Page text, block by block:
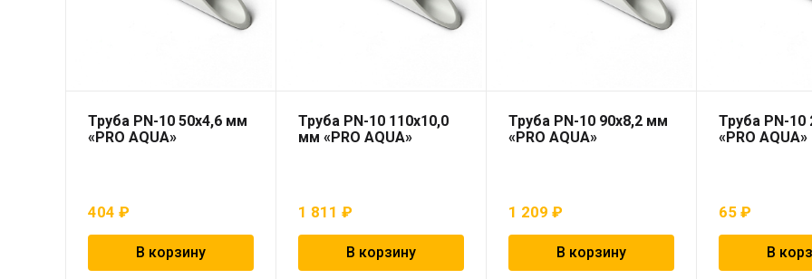
Труба PN-10 50х4,6 мм
«PRO AQUA»
404 ₽
В корзину
Труба PN-10 110х10,0
мм «PRO AQUA»
1 811₽
В корзину
Труба PN-10 90х8,2 мм
«PRO AQUA»
1 209₽
В корзину
Труба PN-10
«PRO AQUA»
65₽
В